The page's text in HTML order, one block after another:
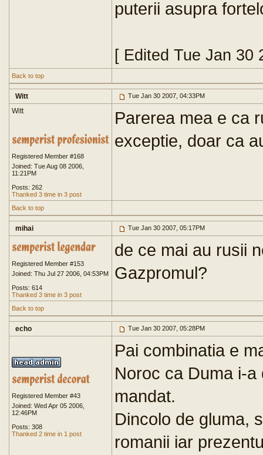
puterii asupra
[ Edited Tue Jan 30
Back to top
Witt Tue Jan 30 2007, 04:33PM
Witt
Registered Member #168
Joined: Tue Aug 08 2006,
11:21PM
Posts: 262
Thanked 3 time in 3 post
Parerea mea e ca
exceptie, doar ca
Back to top
mihai Tue Jan 30 2007, 05:17PM
Registered Member #153
Joined: Thu Jul 27 2006, 04:53PM
Posts: 614
Thanked 3 time in 3 post
de ce mai au rusii
Gazpromul?
Back to top
echo Tue Jan 30 2007, 05:28PM
Registered Member #43
Joined: Wed Apr 05 2006,
12:46PM
Posts: 308
Thanked 2 time in 1 post
Pai combinatia e
Noroc ca Duma i-a
mandat.
Dincolo de gluma,
romanii iar